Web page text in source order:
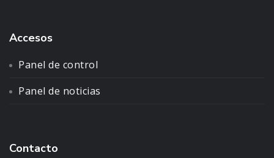
Accesos
Panel de control
Panel de noticias
Contacto